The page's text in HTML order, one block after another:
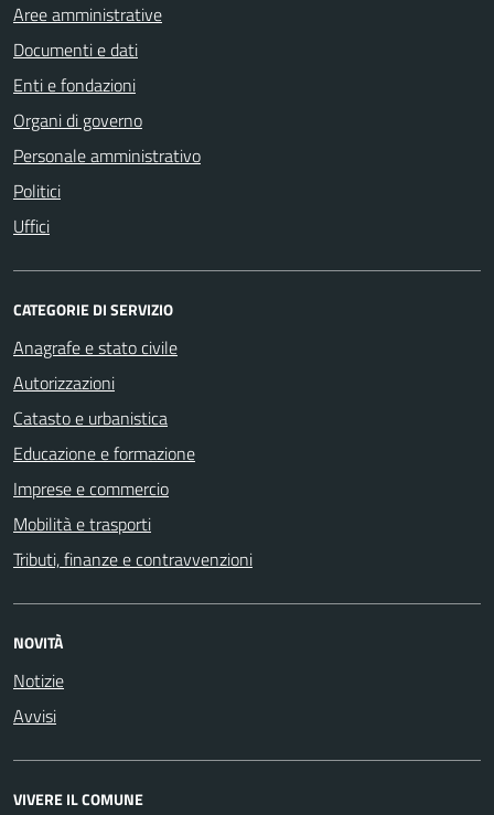
Aree amministrative
Documenti e dati
Enti e fondazioni
Organi di governo
Personale amministrativo
Politici
Uffici
CATEGORIE DI SERVIZIO
Anagrafe e stato civile
Autorizzazioni
Catasto e urbanistica
Educazione e formazione
Imprese e commercio
Mobilità e trasporti
Tributi, finanze e contravvenzioni
NOVITÀ
Notizie
Avvisi
VIVERE IL COMUNE